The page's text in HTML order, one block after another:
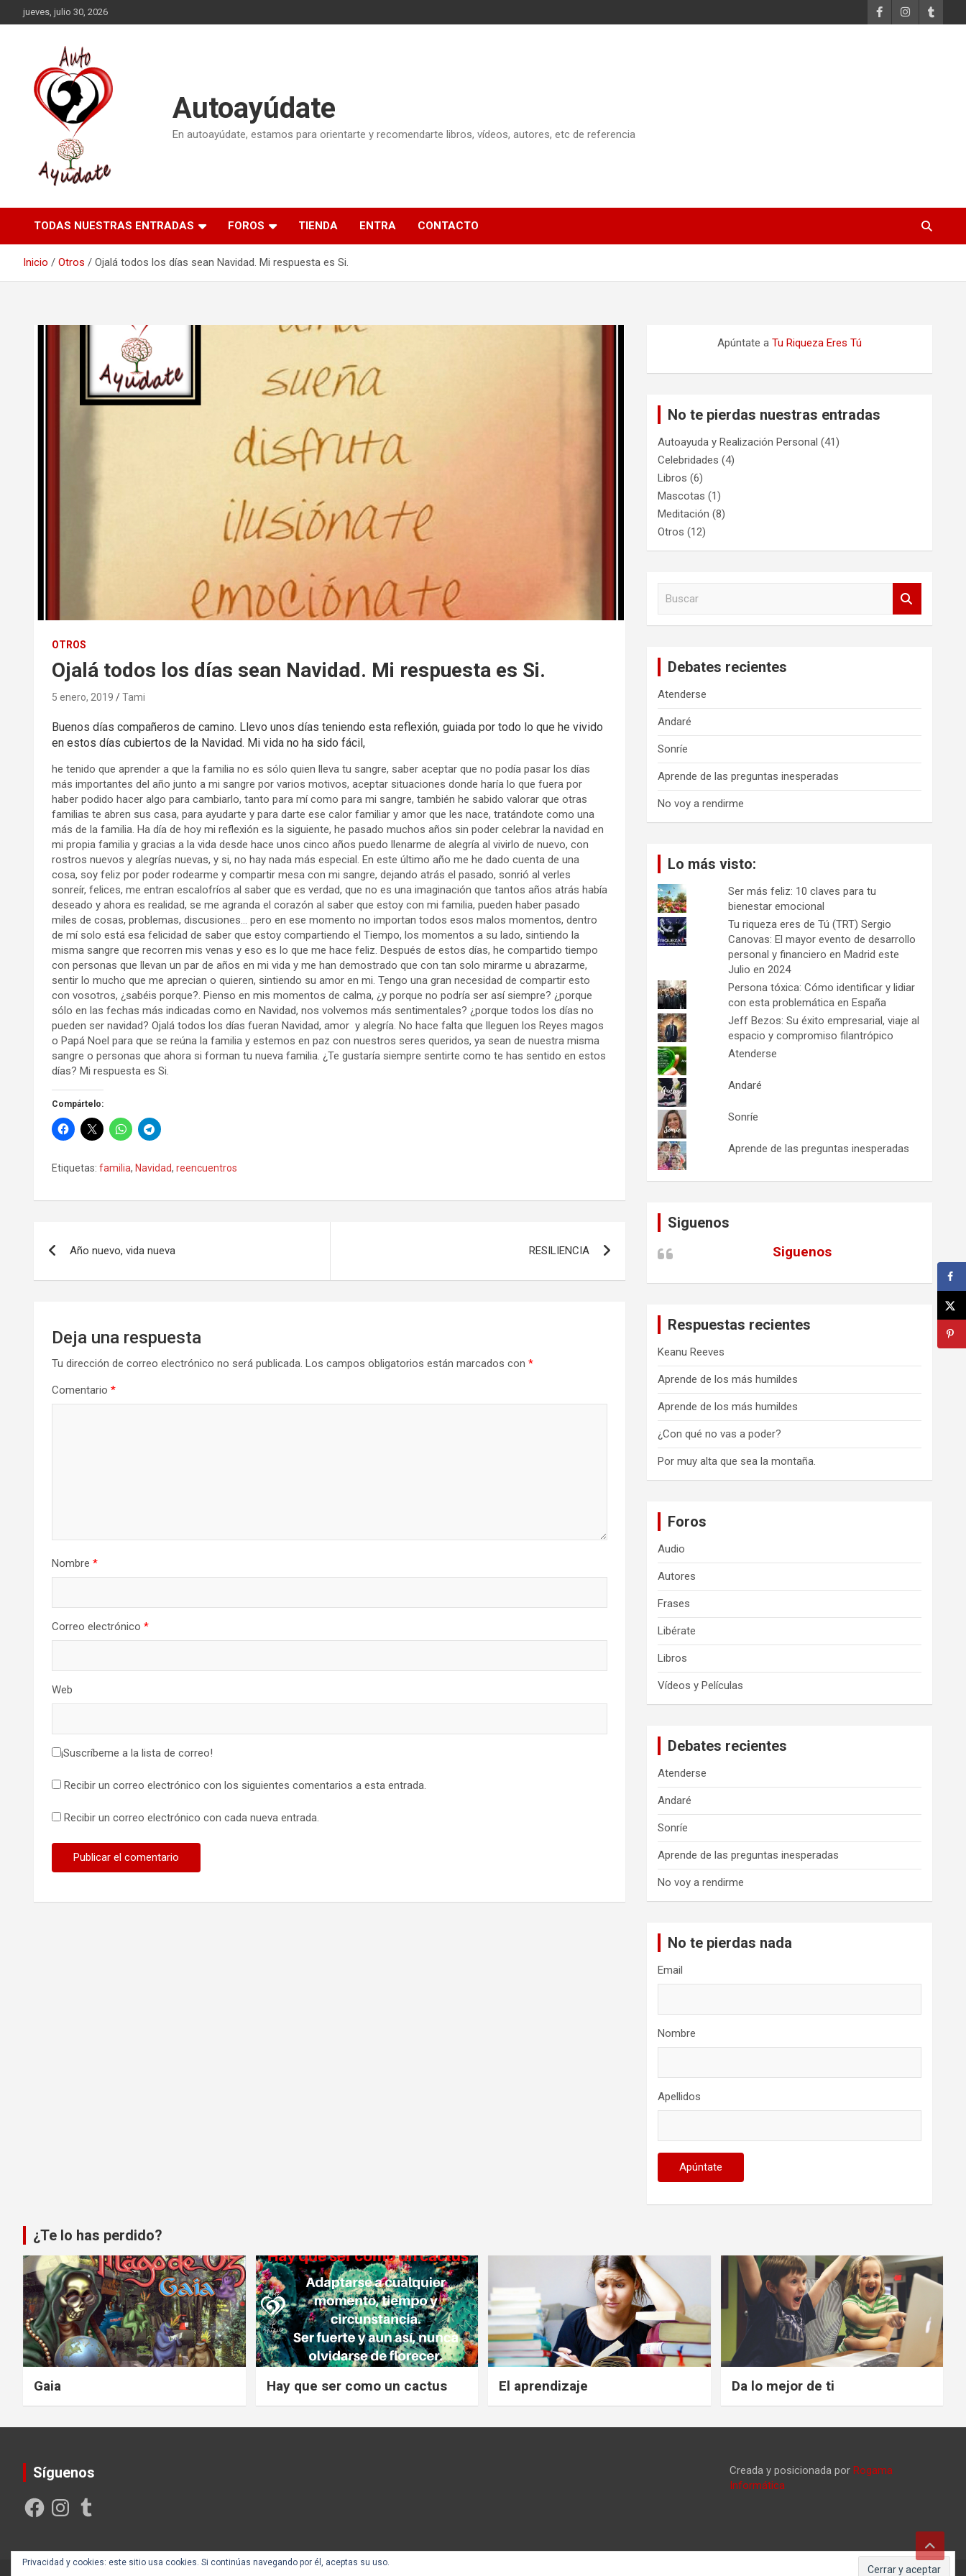
Saltar
al
jueves, julio 30, 2026
Autoayúdate
En autoayúdate, estamos para orientarte y recomendarte libros, vídeos, autores, etc de referencia
TODAS NUESTRAS ENTRADAS FOROS TIENDA ENTRA CONTACTO
Inicio Otros Ojalá todos los días sean Navidad. Mi respuesta es Si.
OTROS
Ojalá todos los días sean Navidad. Mi respuesta es Si.
5 enero, 2019 Tami
Buenos días compañeros de camino. Llevo unos días teniendo esta reflexión, guiada por todo lo que he vivido
en estos días cubiertos de la Navidad. Mi vida no ha sido fácil,
he tenido que aprender a que la familia no es sólo quien lleva tu sangre, saber aceptar que no podía pasar los días
más importantes del año junto a mi sangre por varios motivos, aceptar situaciones donde haría lo que fuera por
haber podido hacer algo para cambiarlo, tanto para mí como para mi sangre, también he sabido valorar que otras
familias te abren sus casa, para ayudarte y para darte ese calor familiar y amor que les nace, tratándote como una
más de la familia. Ha día de hoy mi reflexión es la siguiente, he pasado muchos años sin poder celebrar la navidad en
mi propia familia y gracias a la vida desde hace unos cinco años puedo llenarme de alegría al vivirlo de nuevo, con
rostros nuevos y alegrías nuevas, y si, no hay nada más especial. En este último año me he dado cuenta de una
cosa, soy feliz por poder rodearme y compartir mesa con mi sangre, dejando atrás el pasado, sonrió al verles
sonreír, felices, me entran escalofríos al saber que es verdad, que no es una imaginación que tantos años atrás había
deseado y ahora es realidad, se me agranda el corazón al saber que estoy con mi familia, pueden haber pasado
miles de cosas, problemas, discusiones… pero en ese momento no importan todos esos malos momentos, dentro
de mí solo está esa felicidad de saber que estoy compartiendo el Tiempo, los momentos a su lado, sintiendo la
misma sangre que recorren mis venas y eso es lo que me hace feliz. Después de estos días, he compartido tiempo
con personas que llevan un par de años en mi vida y me han demostrado que con tan solo mirarme u abrazarme,
sentir lo mucho que me aprecian o quieren, sintiendo su amor en mi. Tengo una gran necesidad de compartir esto
con vosotros, ¿sabéis porque?. Pienso en mis momentos de calma, ¿y porque no podría ser así siempre? ¿porque
sólo en las fechas más indicadas como en Navidad, nos volvemos más sentimentales? ¿porque todos los días no
pueden ser navidad? Ojalá todos los días fueran Navidad, amor y alegría. No hace falta que lleguen los Reyes magos
o Papá Noel para que se reúna la familia y estemos en paz con nuestros seres queridos, ya sean de nuestra misma
sangre o personas que ahora si forman tu nueva familia. ¿Te gustaría siempre sentirte como te has sentido en estos
días? Mi respuesta es Si.
Compártelo:
Etiquetas: familia, Navidad, reencuentros
Año nuevo, vida nueva RESILIENCIA
Deja una respuesta
Tu dirección de correo electrónico no será publicada. Los campos obligatorios están marcados con *
Comentario *
Nombre *
Correo electrónico *
Web
¡Suscríbeme a la lista de correo!
Recibir un correo electrónico con los siguientes comentarios a esta entrada.
Recibir un correo electrónico con cada nueva entrada.
Apúntate aTu Riqueza Eres Tú
No te pierdas nuestras entradas
Autoayuda y Realización Personal (41)
Celebridades (4)
Libros (6)
Mascotas (1)
Meditación (8)
Otros (12)
Debates recientes
Atenderse
Andaré
Sonríe
Aprende de las preguntas inesperadas
No voy a rendirme
Lo más visto:
Ser más feliz: 10 claves para tu
bienestar emocional
Tu riqueza eres de Tú (TRT) Sergio
Canovas: El mayor evento de desarrollo
personal y financiero en Madrid este
Julio en 2024
Persona tóxica: Cómo identificar y lidiar
con esta problemática en España
Jeff Bezos: Su éxito empresarial, viaje al
espacio y compromiso filantrópico
Atenderse
Andaré
Sonríe
Aprende de las preguntas inesperadas
Siguenos
Siguenos
Respuestas recientes
Keanu Reeves
Aprende de los más humildes
Aprende de los más humildes
¿Con qué no vas a poder?
Por muy alta que sea la montaña.
Foros
Audio
Autores
Frases
Libérate
Libros
Vídeos y Películas
Debates recientes
Atenderse
Andaré
Sonríe
Aprende de las preguntas inesperadas
No voy a rendirme
No te pierdas nada
Email
Nombre
Apellidos
¿Te lo has perdido?
Gaia Hay que ser como un cactus El aprendizaje Da lo mejor de ti
Síguenos
FacebookInstagramTumblr
Privacidad y cookies: este sitio usa cookies. Si continúas navegando por él, aceptas su uso.
Creada y posicionada por Rogama
Informática